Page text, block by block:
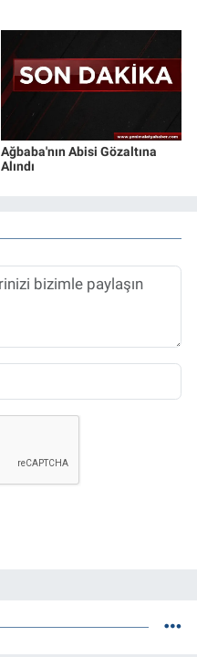
Ağbaba'nın Abisi Gözaltına
Alındı